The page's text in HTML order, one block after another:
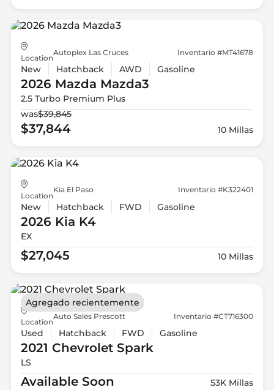
Location
Autoplex Las Cruces Inventario #MT41678
New Hatchback AWD Gasoline
2026 Mazda Mazda3
2.5 Turbo Premium Plus
was$39,845
$37,844 10 Millas
Location
Kia El Paso Inventario #K322401
New Hatchback FWD Gasoline
2026 Kia K4
EX
$27,045 10 Millas
Location
Auto Sales Prescott Inventario #CT716300
Used Hatchback FWD Gasoline
2021 ChevroletSpark
LS
Available Soon 53K Millas
Agregado recientemente